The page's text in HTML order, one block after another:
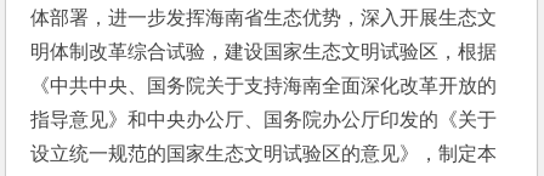
体部署，进一步发挥海南省生态优势，深入开展生态文
明体制改革综合试验，建设国家生态文明试验区，根据
《中共中央、国务院关于支持海南全面深化改革开放的
指导意见》和中央办公厅、国务院办公厅印发的《关于
设立统一规范的国家生态文明试验区的意见》，制定本